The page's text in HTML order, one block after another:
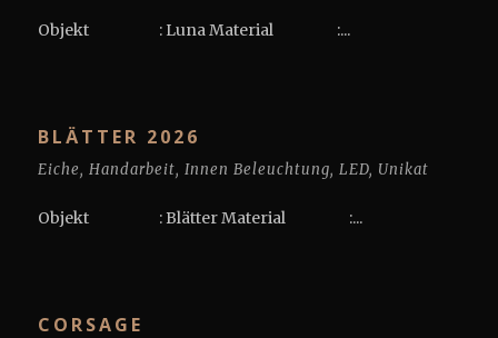
Objekt : Luna Material :...
BLÄTTER 2026
Eiche, Handarbeit, Innen Beleuchtung, LED, Unikat
Objekt : Blätter Material :...
CORSAGE